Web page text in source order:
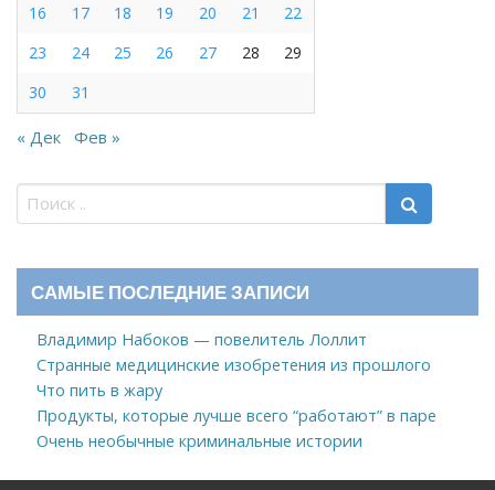
16
17 18 19 20 21
22
23
24 25 26 27 28
29
30
31
« Дек Фев »
САМЫЕ ПОСЛЕДНИЕ ЗАПИСИ
Владимир Набоков — повелитель Лоллит
Странные медицинские изобретения из прошлого
Что пить в жару
Продукты, которые лучше всего “работают” в паре
Очень необычные криминальные истории